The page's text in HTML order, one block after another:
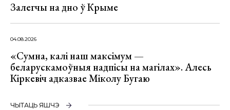
Залегчы на дно ў Крыме
04.08.2026
«Сумна, калі наш максімум —
беларускамоўныя надпісы на магілах». Алесь
Кіркевіч адказвае Міколу Бугаю
ЧЫТАЦЬ ЯШЧЭ